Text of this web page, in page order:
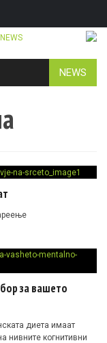
NEWS
за вашето
диета имаат
нивните когнитивни